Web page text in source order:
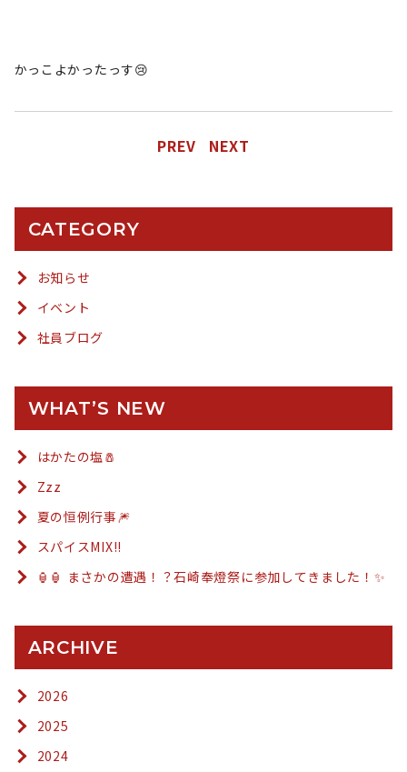
かっこよかったっす😢
PREV NEXT
CATEGORY
お知らせ
イベント
社員ブログ
WHAT’S NEW
はかたの塩🧂
Zzz
夏の恒例行事🎆
スパイスMIX!!
🏮🏮 まさかの遭遇！？石崎奉燈祭に参加してきました！✨
ARCHIVE
2026
2025
2024